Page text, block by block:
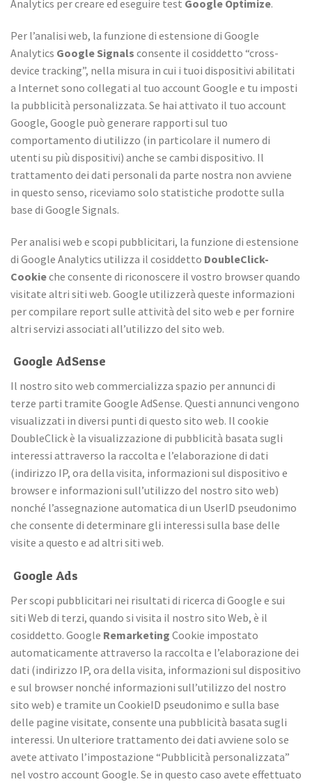
Analytics per creare ed eseguire test Google Optimize.
Per l’analisi web, la funzione di estensione di Google
Analytics Google Signals consente il cosiddetto “cross-
device tracking”, nella misura in cui i tuoi dispositivi abilitati
a Internet sono collegati al tuo account Google e tu imposti
la pubblicità personalizzata. Se hai attivato il tuo account
Google, Google può generare rapporti sul tuo
comportamento di utilizzo (in particolare il numero di
utenti su più dispositivi) anche se cambi dispositivo. Il
trattamento dei dati personali da parte nostra non avviene
in questo senso, riceviamo solo statistiche prodotte sulla
base di Google Signals.
Per analisi web e scopi pubblicitari, la funzione di estensione
di Google Analytics utilizza il cosiddetto DoubleClick-
Cookieche consente di riconoscere il vostro browser quando
visitate altri siti web. Google utilizzerà queste informazioni
per compilare report sulle attività del sito web e per fornire
altri servizi associati all’utilizzo del sito web.
Google AdSense
Il nostro sito web commercializza spazio per annunci di
terze parti tramite Google AdSense. Questi annunci vengono
visualizzati in diversi punti di questo sito web. Il cookie
DoubleClick è la visualizzazione di pubblicità basata sugli
interessi attraverso la raccolta e l’elaborazione di dati
(indirizzo IP, ora della visita, informazioni sul dispositivo e
browser e informazioni sull’utilizzo del nostro sito web)
nonché l’assegnazione automatica di un UserID pseudonimo
che consente di determinare gli interessi sulla base delle
visite a questo e ad altri siti web.
Google Ads
Per scopi pubblicitari nei risultati di ricerca di Google e sui
siti Web di terzi, quando si visita il nostro sito Web, è il
cosiddetto. Google Remarketing Cookie impostato
automaticamente attraverso la raccolta e l’elaborazione dei
dati (indirizzo IP, ora della visita, informazioni sul dispositivo
e sul browser nonché informazioni sull’utilizzo del nostro
sito web) e tramite un CookieID pseudonimo e sulla base
delle pagine visitate, consente una pubblicità basata sugli
interessi. Un ulteriore trattamento dei dati avviene solo se
avete attivato l’impostazione “Pubblicità personalizzata”
nel vostro account Google. Se in questo caso avete effettuato